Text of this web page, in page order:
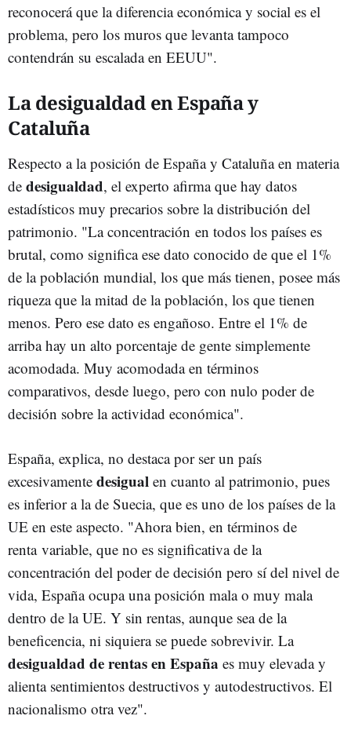
reconocerá que la diferencia económica y social es el
problema, pero los muros que levanta tampoco
contendrán su escalada en EEUU".
La desigualdad en España y
Cataluña
Respecto a la posición de España y Cataluña en materia
de desigualdad, el experto afirma que hay datos
estadísticos muy precarios sobre la distribución del
patrimonio. "La concentración en todos los países es
brutal, como significa ese dato conocido de que el 1%
de la población mundial, los que más tienen, posee más
riqueza que la mitad de la población, los que tienen
menos. Pero ese dato es engañoso. Entre el 1% de
arriba hay un alto porcentaje de gente simplemente
acomodada. Muy acomodada en términos
comparativos, desde luego, pero con nulo poder de
decisión sobre la actividad económica".
España, explica, no destaca por ser un país
excesivamente desigual en cuanto al patrimonio, pues
es inferior a la de Suecia, que es uno de los países de la
UE en este aspecto. "Ahora bien, en términos de
renta variable, que no es significativa de la
concentración del poder de decisión pero sí del nivel de
vida, España ocupa una posición mala o muy mala
dentro de la UE. Y sin rentas, aunque sea de la
beneficencia, ni siquiera se puede sobrevivir. La
desigualdad de rentas en España es muy elevada y
alienta sentimientos destructivos y autodestructivos. El
nacionalismo otra vez".